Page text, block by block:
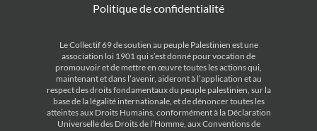
Politique de confidentialité
Le Collectif 69 de soutien au peuple Palestinien est une
association loi 1901 qui s’est donné pour vocation de
promouvoir et de mettre en œuvre toutes les actions qui,
maintenant et dans l’avenir, aideront à l’application et au
respect des droits fondamentaux du peuple palestinien, sur la
base de la légalité internationale, et de dénoncer toutes les
atteintes aux Droits Humains, conformément à la Déclaration
Universelle des Droits de l’Homme, aux Conventions de